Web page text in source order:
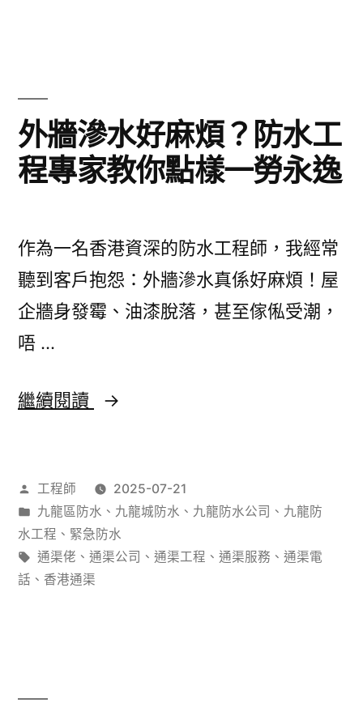
程
專
家
你
點
樣
永
外牆滲水好麻煩？防水工
程專家教你點樣一勞永逸
作為一名香港資深的防水工程師，我經常
聽到客戶抱怨：外牆滲水真係好麻煩！屋
企牆身發霉、油漆脫落，甚至傢俬受潮，
唔 …
繼續閱讀
外
水
好
麻
煩？
作
者：
工程師
2025-07-21
分
類：
九龍區防水 、 九龍城防水 、 九龍防水公司 、 九龍防
水工程 、 緊急防水
標
籤:
通渠佬 、 通渠公司 、 通渠工程 、 通渠服務 、 通渠電
話 、 香港通渠